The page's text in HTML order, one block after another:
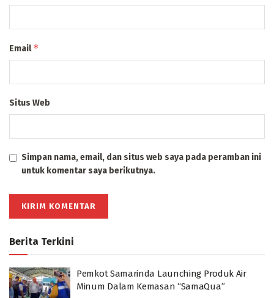
Email*
Situs Web
Simpan nama, email, dan situs web saya pada peramban ini
untuk komentar saya berikutnya.
Berita Terkini
Pemkot Samarinda Launching Produk Air
Minum Dalam Kemasan “SamaQua”